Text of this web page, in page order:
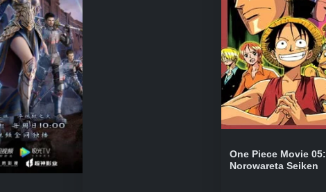
One Piece Movie 05:
Norowareta Seiken